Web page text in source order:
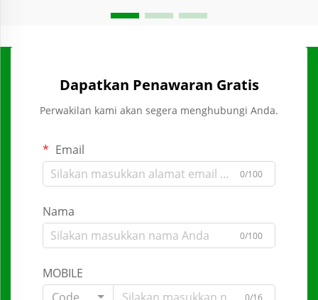
Dapatkan Penawaran Gratis
Perwakilan kami akan segera menghubungi Anda.
Email
0/100
Nama
0/100
MOBILE